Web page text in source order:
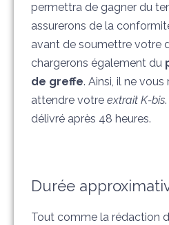
permettra de gagner du
assurerons de la
avant de soumettre votre
chargerons également du
de greffe. Ainsi, il ne vous
attendre votre extrait K-bis
délivré après 48 heures.
Durée
Tout comme la rédaction